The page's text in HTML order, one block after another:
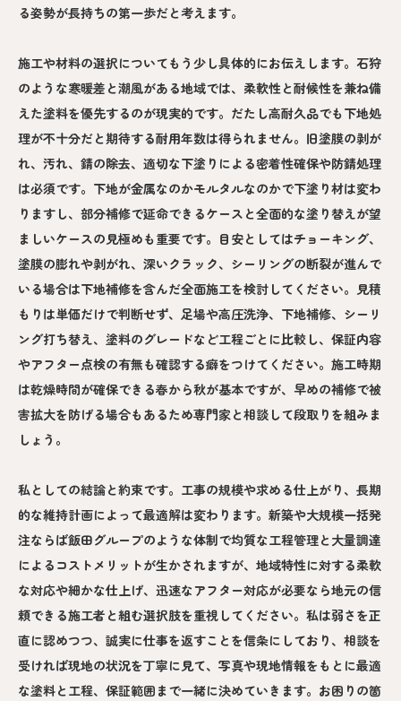
る姿勢が長持ちの第一歩だと考えます。
施工や材料の選択についてもう少し具体的にお伝えします。石狩
のような寒暖差と潮風がある地域では、柔軟性と耐候性を兼ね備
えた塗料を優先するのが現実的です。だたし高耐久品でも下地処
理が不十分だと期待する耐用年数は得られません。旧塗膜の剥が
れ、汚れ、錆の除去、適切な下塗りによる密着性確保や防錆処理
は必須です。下地が金属なのかモルタルなのかで下塗り材は変わ
りますし、部分補修で延命できるケースと全面的な塗り替えが望
ましいケースの見極めも重要です。目安としてはチョーキング、
塗膜の膨れや剥がれ、深いクラック、シーリングの断裂が進んで
いる場合は下地補修を含んだ全面施工を検討してください。見積
もりは単価だけで判断せず、足場や高圧洗浄、下地補修、シーリ
ング打ち替え、塗料のグレードなど工程ごとに比較し、保証内容
やアフター点検の有無も確認する癖をつけてください。施工時期
は乾燥時間が確保できる春から秋が基本ですが、早めの補修で被
害拡大を防げる場合もあるため専門家と相談して段取りを組みま
しょう。
私としての結論と約束です。工事の規模や求める仕上がり、長期
的な維持計画によって最適解は変わります。新築や大規模一括発
注ならば飯田グループのような体制で均質な工程管理と大量調達
によるコストメリットが生かされますが、地域特性に対する柔軟
な対応や細かな仕上げ、迅速なアフター対応が必要なら地元の信
頼できる施工者と組む選択肢を重視してください。私は弱さを正
直に認めつつ、誠実に仕事を返すことを信条にしており、相談を
受ければ現地の状況を丁寧に見て、写真や現地情報をもとに最適
な塗料と工程、保証範囲まで一緒に決めていきます。お困りの箇